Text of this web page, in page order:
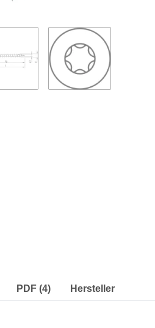
PDF (4) Hersteller